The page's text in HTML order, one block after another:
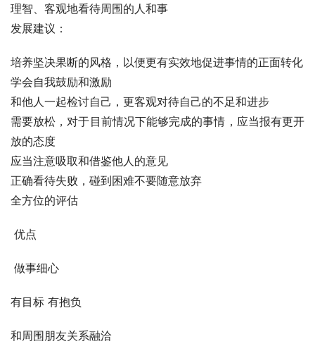
理智、客观地看待周围的人和事
发展建议：
学会自我鼓励和激励
和他人一起检讨自己，更客观对待自己的不足和进步
需要放松，对于目前情况下能够完成的事情，应当报有更开
放的态度
应当注意吸取和借鉴他人的意见
正确看待失败，碰到困难不要随意放弃
全方位的评估
优点
做事细心
有目标 有抱负
和周围朋友关系融洽